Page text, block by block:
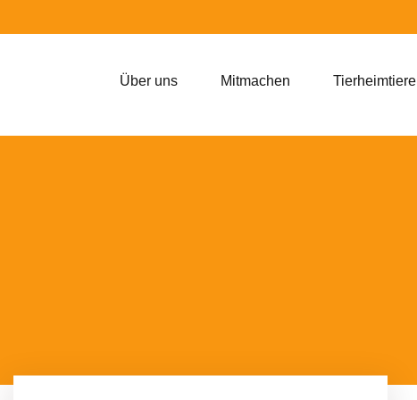
Über uns Mitmachen Tierheimtiere